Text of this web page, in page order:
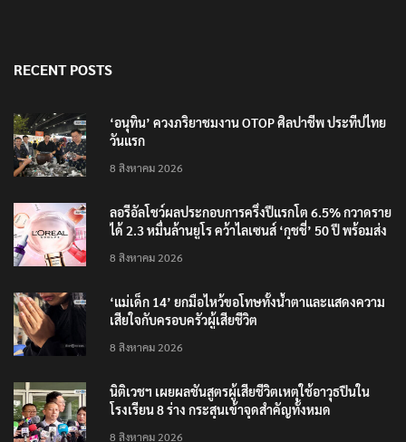
RECENT POSTS
‘อนุทิน’ ควงภริยาชมงาน OTOP ศิลปาชีพ ประทีปไทย
วันแรก
8 สิงหาคม 2026
ลอรีอัลโชว์ผลประกอบการครึ่งปีแรกโต 6.5% กวาดราย
ได้ 2.3 หมื่นล้านยูโร คว้าไลเซนส์ ‘กุชชี่’ 50 ปี พร้อมส่ง
8 สิงหาคม 2026
‘แม่เด็ก 14’ ยกมือไหว้ขอโทษทั้งน้ำตาและแสดงความ
เสียใจกับครอบครัวผู้เสียชีวิต
8 สิงหาคม 2026
นิติเวชฯ เผยผลชันสูตรผู้เสียชีวิตเหตุใช้อาวุธปืนใน
โรงเรียน 8 ร่าง กระสุนเข้าจุดสำคัญทั้งหมด
8 สิงหาคม 2026